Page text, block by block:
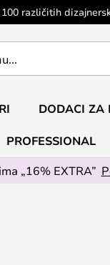
različitih
DODACI ZA
PROFESSIONAL
„16% EXTRA”